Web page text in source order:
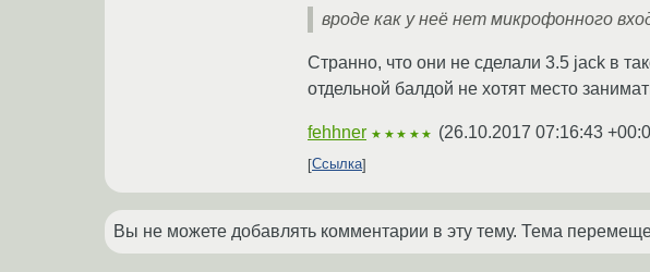
вроде как у неё нет микрофонного
Странно, что они не сделали 3.5 jack в
отдельной балдой не хотят место
fehhner ★★★★★ (26.10.2017 07:16:43
Ссылка
Вы не можете добавлять комментарии в эту тему. Тема